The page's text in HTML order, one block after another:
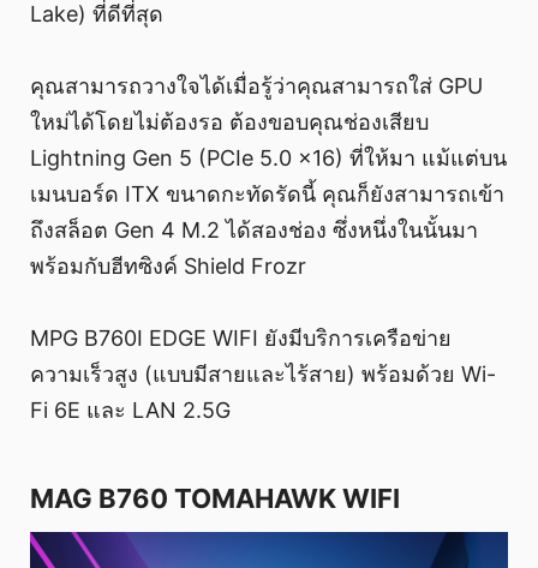
Lake) ที่ดีที่สุด
คุณสามารถวางใจได้เมื่อรู้ว่าคุณสามารถใส่ GPU
ใหม่ได้โดยไม่ต้องรอ ต้องขอบคุณช่องเสียบ
Lightning Gen 5 (PCIe 5.0 x16) ที่ให้มา แม้แต่บน
เมนบอร์ด ITX ขนาดกะทัดรัดนี้ คุณก็ยังสามารถเข้า
ถึงสล็อต Gen 4 M.2 ได้สองช่อง ซึ่งหนึ่งในนั้นมา
พร้อมกับฮีทซิงค์ Shield Frozr
MPG B760I EDGE WIFI ยังมีบริการเครือข่าย
ความเร็วสูง (แบบมีสายและไร้สาย) พร้อมด้วย Wi-
Fi 6E และ LAN 2.5G
MAG B760 TOMAHAWK WIFI